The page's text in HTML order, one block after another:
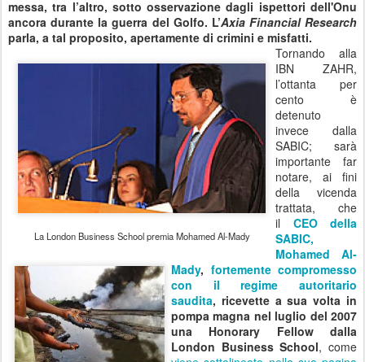
messa, tra l’altro, sotto osservazione dagli ispettori dell'Onu
ancora durante la guerra del Golfo. L’Axia Financial Research
parla, a tal proposito, apertamente di crimini e misfatti.
La London Business School premia Mohamed Al-Mady
Tornando alla
IBN ZAHR,
l’ottanta per
cento è
detenuto
invece dalla
SABIC; sarà
importante far
notare, ai fini
della vicenda
trattata, che
il CEO della
SABIC,
Mohamed Al-
Mady, fortemente compromesso
con il regime autoritario
saudita, ricevette a sua volta in
pompa magna nel luglio del 2007
una Honorary Fellow dalla
London Business School, come